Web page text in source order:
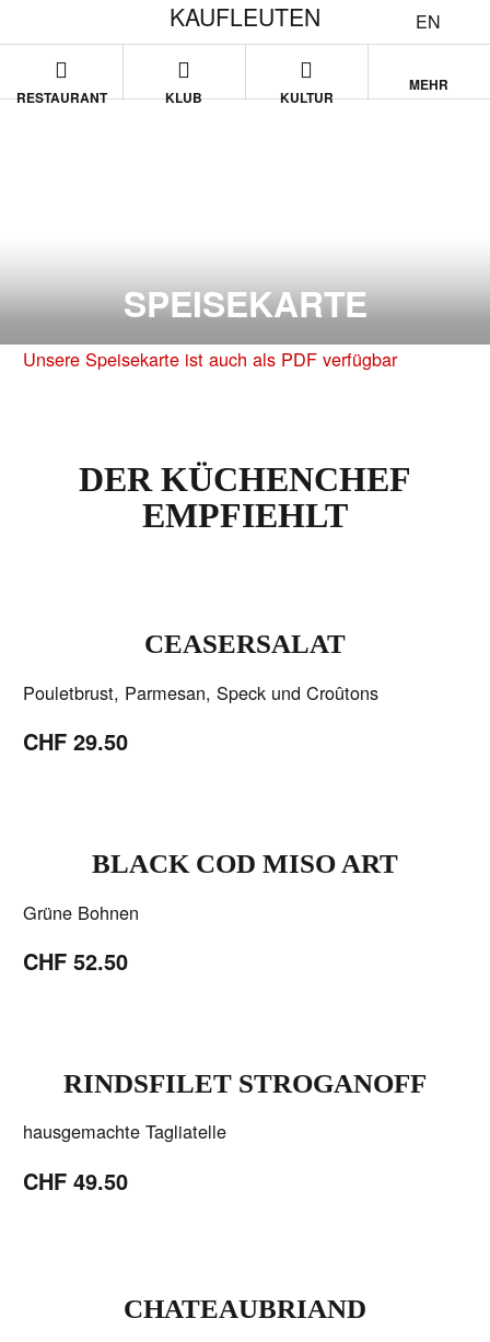
EN
KAUFLEUTEN
RESTAURANT KLUB KULTUR
MEHR
SPEISEKARTE
Unsere Speisekarte ist auch als PDF verfügbar
DER KÜCHENCHEF
EMPFIEHLT
CEASERSALAT
Pouletbrust, Parmesan, Speck und Croûtons
CHF 29.50
BLACK COD MISO ART
Grüne Bohnen
CHF 52.50
RINDSFILET STROGANOFF
hausgemachte Tagliatelle
CHF 49.50
CHATEAUBRIAND